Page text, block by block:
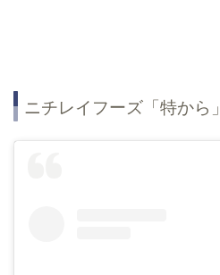
ニチレイフーズ「特から」